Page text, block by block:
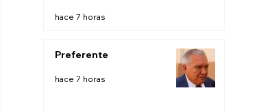
Aprender en el mundo
hace 7 horas
Preferente
hace 7 horas